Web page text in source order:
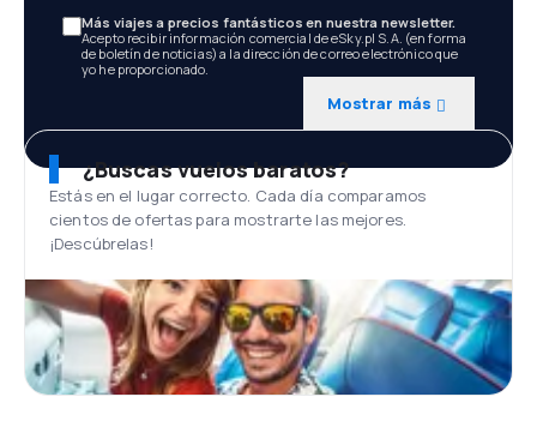
Más viajes a precios fantásticos en nuestra newsletter.
Acepto recibir información comercial de eSky.pl S.A. (en forma
de boletín de noticias) a la dirección de correo electrónico que
yo he proporcionado.
Mostrar más
¿Buscas vuelos baratos?
Estás en el lugar correcto. Cada día comparamos
cientos de ofertas para mostrarte las mejores.
¡Descúbrelas!